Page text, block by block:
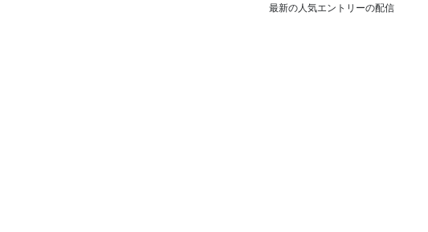
最新の人気エントリーの配信